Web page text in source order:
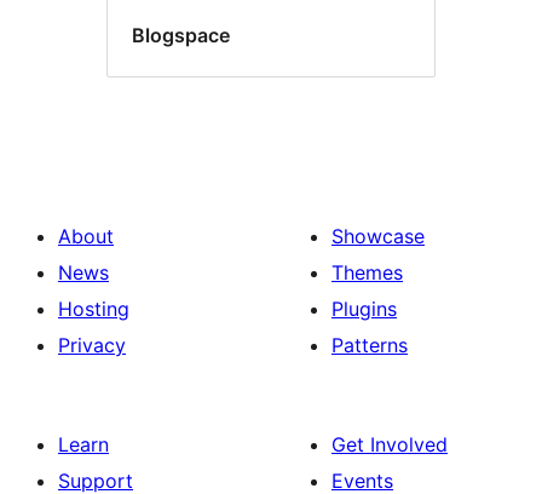
Blogspace
About
News
Hosting
Privacy
Showcase
Themes
Plugins
Patterns
Learn
Support
Get Involved
Events